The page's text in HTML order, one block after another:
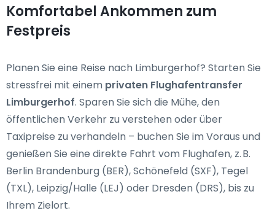
Komfortabel Ankommen zum
Festpreis
Planen Sie eine Reise nach Limburgerhof? Starten Sie
stressfrei mit einem privaten Flughafentransfer
Limburgerhof. Sparen Sie sich die Mühe, den
öffentlichen Verkehr zu verstehen oder über
Taxipreise zu verhandeln – buchen Sie im Voraus und
genießen Sie eine direkte Fahrt vom Flughafen, z. B.
Berlin Brandenburg (BER), Schönefeld (SXF), Tegel
(TXL), Leipzig/Halle (LEJ) oder Dresden (DRS), bis zu
Ihrem Zielort.